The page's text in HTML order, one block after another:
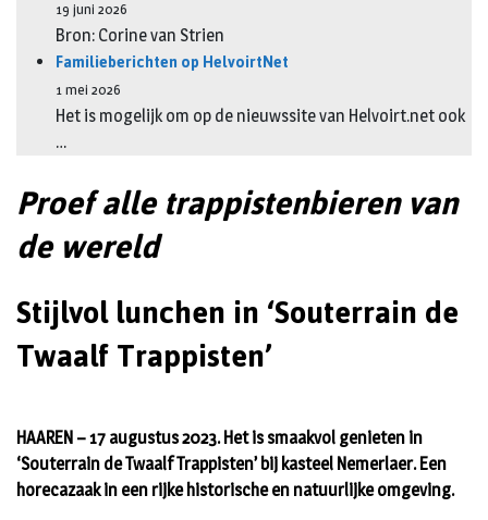
19 juni 2026
Bron: Corine van Strien
Familieberichten op HelvoirtNet
1 mei 2026
Het is mogelijk om op de nieuwssite van Helvoirt.net ook
…
Proef alle trappistenbieren van
de wereld
Stijlvol lunchen in ‘Souterrain de
Twaalf Trappisten’
HAAREN – 17 augustus 2023. Het is smaakvol genieten in
‘Souterrain de Twaalf Trappisten’ bij kasteel Nemerlaer. Een
horecazaak in een rijke historische en natuurlijke omgeving.